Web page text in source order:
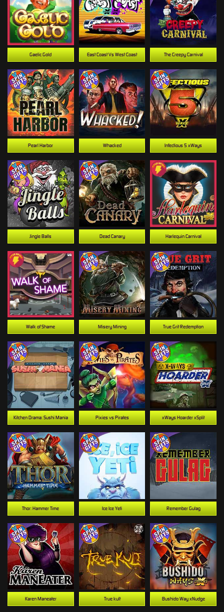
Gaelic Gold East Coast Vs West Coast The Creepy Carnival
Pearl Harbor Whacked Infectious 5 xWays
Jingle Balls Dead Canary Harlequin Carnival
Walk of Shame Misery Mining True Grit Redemption
Kitchen Drama: Sushi Mania Pixies vs Pirates xWays Hoarder xSplit
Thor: Hammer Time Ice Ice Yeti Remember Gulag
Karen Maneater True kult Bushido Way xNudge